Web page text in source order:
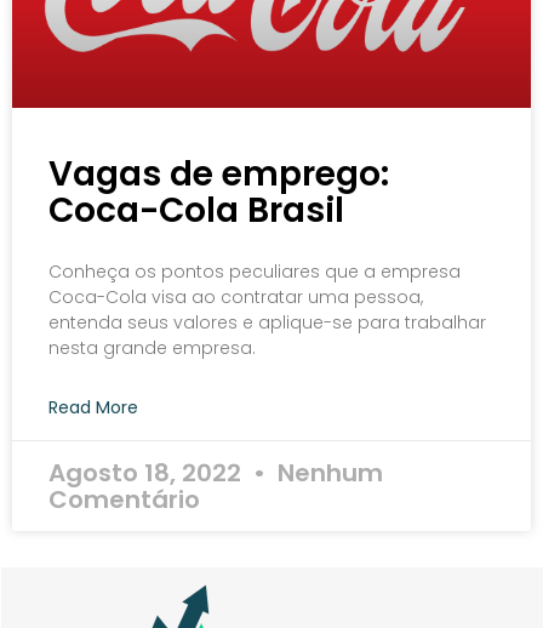
Vagas de emprego:
Coca-Cola Brasil
Conheça os pontos peculiares que a empresa
Coca-Cola visa ao contratar uma pessoa,
entenda seus valores e aplique-se para trabalhar
nesta grande empresa.
Read More
Agosto 18, 2022 Nenhum
Comentário